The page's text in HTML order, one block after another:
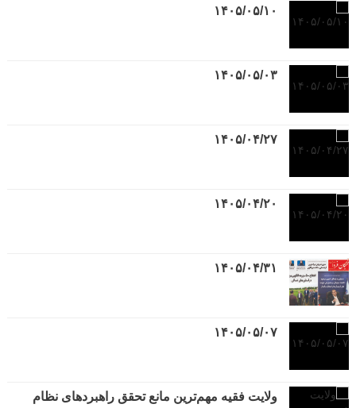
۱۴۰۵/۰۵/۱۰
۱۴۰۵/۰۵/۰۳
۱۴۰۵/۰۴/۲۷
۱۴۰۵/۰۴/۲۰
۱۴۰۵/۰۴/۳۱
۱۴۰۵/۰۵/۰۷
ولایت فقیه مهم‌ترین مانع تحقق راهبردهای نظام